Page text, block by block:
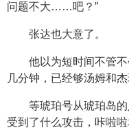
问题不大……吧？”
张达也大意了。
他以为短时间不管
几分钟，已经够汤姆和杰
等琥珀号从琥珀岛
受到了什么攻击，咔啦